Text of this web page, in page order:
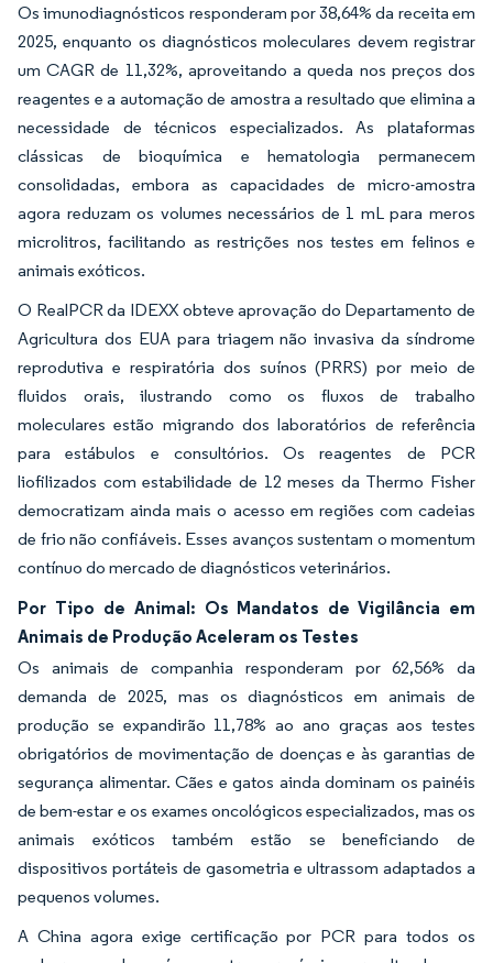
Os imunodiagnósticos responderam por 38,64% da receita em
2025, enquanto os diagnósticos moleculares devem registrar
um CAGR de 11,32%, aproveitando a queda nos preços dos
reagentes e a automação de amostra a resultado que elimina a
necessidade de técnicos especializados. As plataformas
clássicas de bioquímica e hematologia permanecem
consolidadas, embora as capacidades de micro-amostra
agora reduzam os volumes necessários de 1 mL para meros
microlitros, facilitando as restrições nos testes em felinos e
animais exóticos.
O RealPCR da IDEXX obteve aprovação do Departamento de
Agricultura dos EUA para triagem não invasiva da síndrome
reprodutiva e respiratória dos suínos (PRRS) por meio de
fluidos orais, ilustrando como os fluxos de trabalho
moleculares estão migrando dos laboratórios de referência
para estábulos e consultórios. Os reagentes de PCR
liofilizados com estabilidade de 12 meses da Thermo Fisher
democratizam ainda mais o acesso em regiões com cadeias
de frio não confiáveis. Esses avanços sustentam o momentum
contínuo do mercado de diagnósticos veterinários.
Por Tipo de Animal: Os Mandatos de Vigilância em
Animais de Produção Aceleram os Testes
Os animais de companhia responderam por 62,56% da
demanda de 2025, mas os diagnósticos em animais de
produção se expandirão 11,78% ao ano graças aos testes
obrigatórios de movimentação de doenças e às garantias de
segurança alimentar. Cães e gatos ainda dominam os painéis
de bem-estar e os exames oncológicos especializados, mas os
animais exóticos também estão se beneficiando de
dispositivos portáteis de gasometria e ultrassom adaptados a
pequenos volumes.
A China agora exige certificação por PCR para todos os